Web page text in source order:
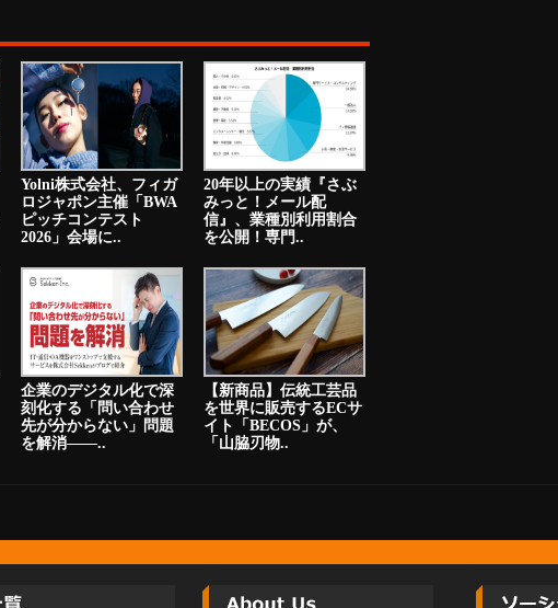
Yolni株式会社、フィガ
ロジャポン主催「BWA
ピッチコンテスト
2026」会場に..
20年以上の実績『さぶ
みっと！メール配
信』、業種別利用割合
を公開！専門..
企業のデジタル化で深
刻化する「問い合わせ
先が分からない」問題
を解消――..
【新商品】伝統工芸品
を世界に販売するECサ
イト「BECOS」が、
「山脇刃物..